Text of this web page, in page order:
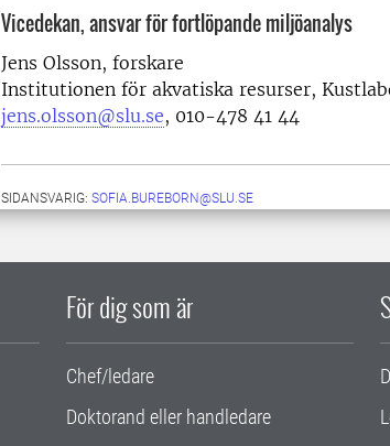
Vicedekan, ansvar för fortlöpande miljöanalys
Jens Olsson, forskare
Institutionen för akvatiska resurser,
jens.olsson@slu.se, 010-478 41 44
SIDANSVARIG: SOFIA.BUREBORN@SLU.SE
För dig som är
Chef/ledare
Doktorand eller handledare